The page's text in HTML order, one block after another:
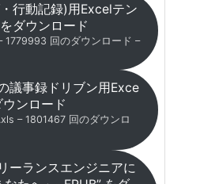
行動記録)用Excelテン
ダウンロード
1779993 回のダウンロード –
議事録ドリブン用Exce
ンロード
– 1801467 回のダウンロ
ーランスエンジニアに